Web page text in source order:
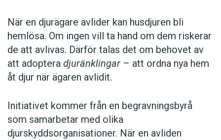
När en djurägare avlider kan husdjuren bli
hemlösa. Om ingen vill ta hand om dem riskerar
de att avlivas. Därför talas det om behovet av
att adoptera djuränklingar – att ordna nya hem
åt djur när ägaren avlidit.
Initiativet kommer från en begravningsbyrå
som samarbetar med olika
djurskyddsorganisationer. När en avliden